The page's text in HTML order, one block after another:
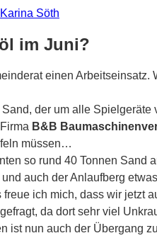
Karina Söth
im Juni?
einen
der um alle
B&B
müssen…
so rund 40 Tonnen Sand
auch der Anlaufberg
ich mich, dass wir jetzt
da dort sehr viel
ist nun auch der Übergang